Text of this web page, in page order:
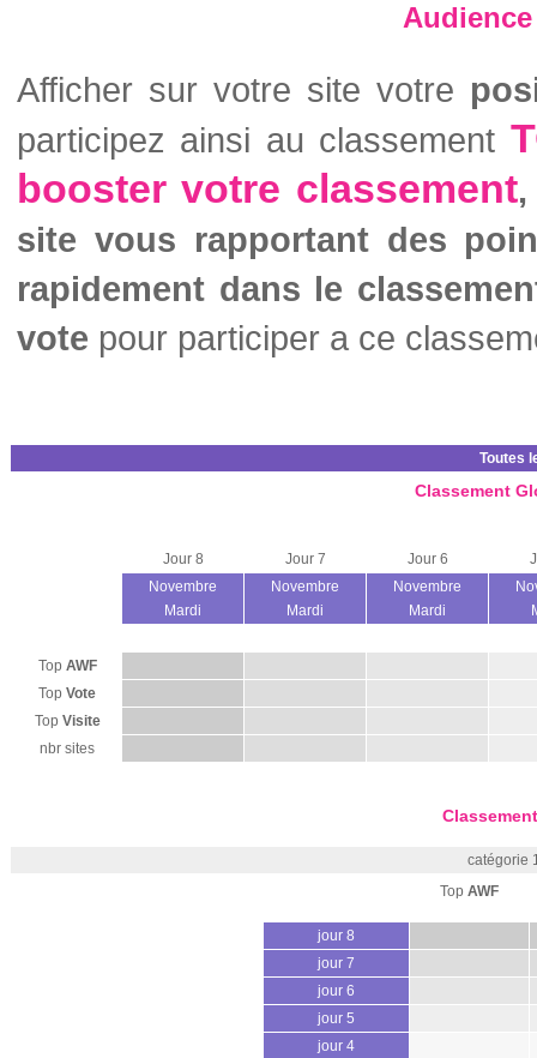
Afficher sur votre site votre
participez ainsi au classement
booster votre classement,
site vous rapportant des
rapidement dans le
vote pour participer a ce
Toutes
Classement
Jour 8 Jour 7 Jour 6
Novembre
Mardi
Novembre
Mardi
Novembre
Mardi
Top AWF
Top Vote
Top Visite
nbr sites
catégorie
Top AWF
jour 8
jour 7
jour 6
jour 5
jour 4